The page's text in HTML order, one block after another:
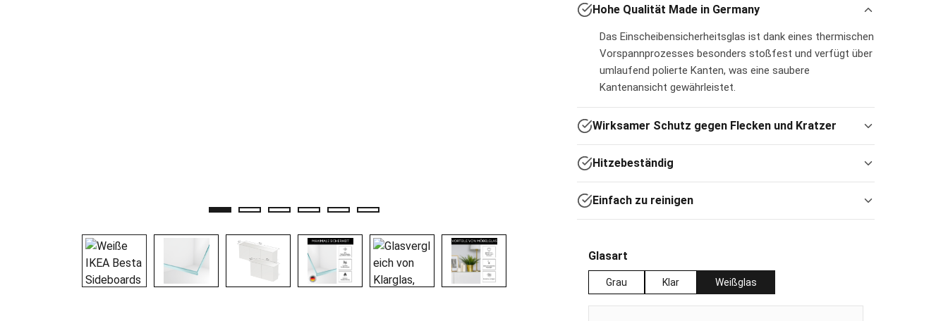
Hohe Qualität Made in Germany
Das Einscheibensicherheitsglas ist dank eines thermischen
Vorspannprozesses besonders stoßfest und verfügt über
umlaufend polierte Kanten, was eine saubere
Kantenansicht gewährleistet.
Wirksamer Schutz gegen Flecken und Kratzer
Hitzebeständig
Einfach zu reinigen
Glasart
Grau Klar Weißglas